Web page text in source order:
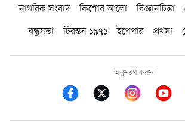
নাগরিক সংবাদ কিশোর আলো বিজ্ঞানচিন্তা
বন্ধুসভা
চিরন্তন ১৯৭১ ইপেপার প্রথমা
অনুসরণ করুন